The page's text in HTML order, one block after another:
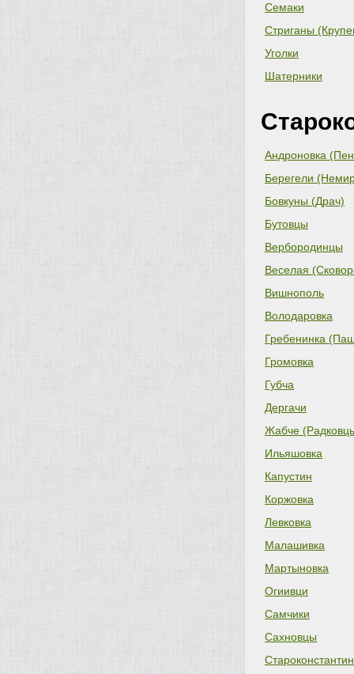
Семаки
Стриганы
Уголки
Шатерники
Андроновка
Берегели
Бовкуны (Драч)
Бутовцы
Вербородинцы
Веселая
Вишнополь
Володаровка
Гребенинка
Громовка
Губча
Дергачи
Жабче
Ильяшовка
Капустин
Коржовка
Левковка
Малашивка
Мартыновка
Огиивци
Самчики
Сахновцы